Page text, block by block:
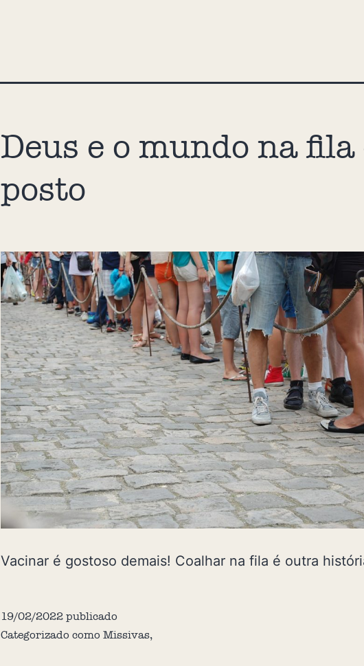
Deus e o mundo na fila
posto
Vacinar é gostoso demais! Coalhar na fila é outra
19/02/2022 publicado
Categorizado como Missivas,